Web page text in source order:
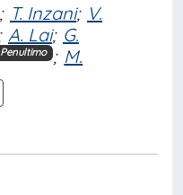
; T. Inzani; V.
A. Lai; G.
Penultimo ; M.